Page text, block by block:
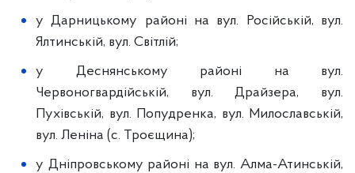
у Дарницькому районі на вул. Російській, вул.
Ялтинській, вул. Світлій;
у Деснянському районі на вул.
Червоногвардійській, вул. Драйзера, вул.
Пухівській, вул. Попудренка, вул. Милославській,
вул. Леніна (с. Троєщина);
у Дніпровському районі на вул. Алма-Атинській,